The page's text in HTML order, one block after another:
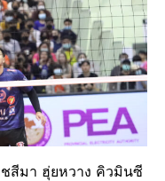
สีมา ฮุ่ยหวาง คิวมินซี